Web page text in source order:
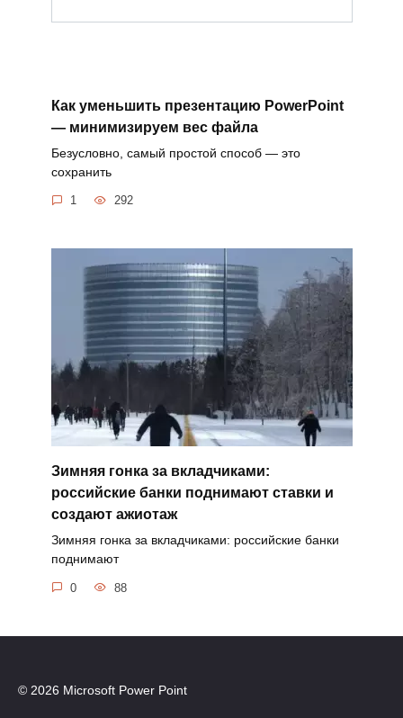
Как уменьшить презентацию PowerPoint
— минимизируем вес файла
Безусловно, самый простой способ — это
сохранить
1 292
Зимняя гонка за вкладчиками:
российские банки поднимают ставки и
создают ажиотаж
Зимняя гонка за вкладчиками: российские банки
поднимают
0 88
© 2026 Microsoft Power Point